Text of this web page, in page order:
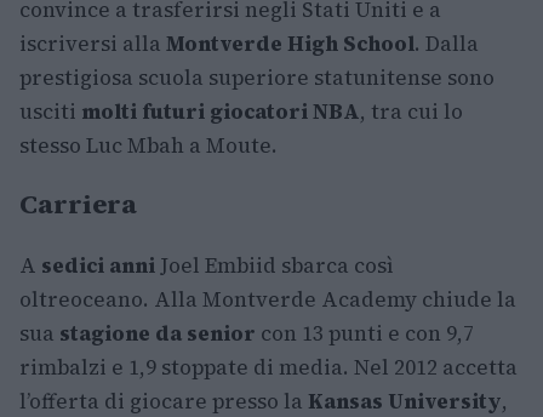
convince a trasferirsi negli Stati Uniti e a
iscriversi alla Montverde High School. Dalla
prestigiosa scuola superiore statunitense sono
usciti molti futuri giocatori NBA, tra cui lo
stesso Luc Mbah a Moute.
Carriera
A sedici anniJoel Embiid sbarca così
oltreoceano. Alla Montverde Academy chiude la
sua stagione da senior con 13 punti e con 9,7
rimbalzi e 1,9 stoppate di media. Nel 2012 accetta
l’offerta di giocare presso la Kansas University,